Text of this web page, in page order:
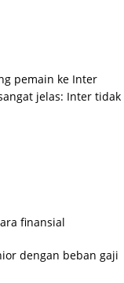
pemain ke Inter
jelas: Inter tidak
finansial
dengan beban gaji